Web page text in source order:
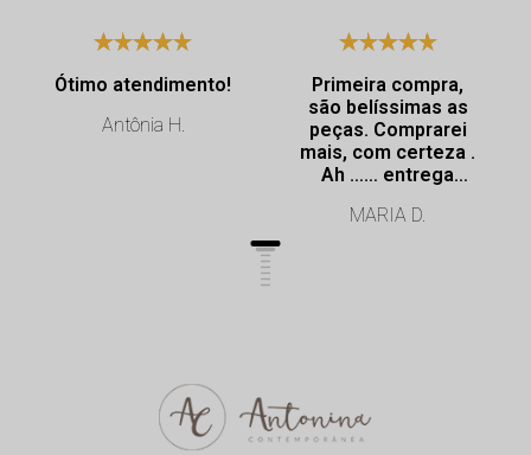
Ótimo atendimento!
Antônia H.
Primeira compra,
são belíssimas as
peças. Comprarei
mais, com certeza .
Ah …… entrega
Profissionalismo de
MARIA D.